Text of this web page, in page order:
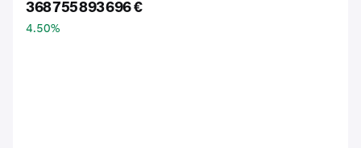
368 755 893 696 €
4.50%